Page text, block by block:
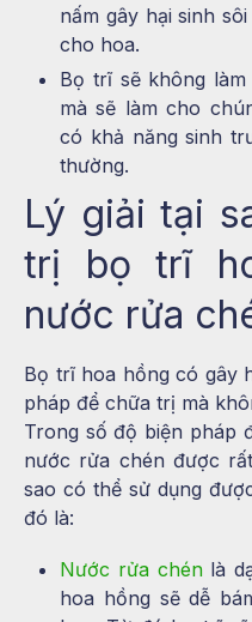
nấm gây hại sinh
cho hoa.
Bọ trĩ sẽ không
mà sẽ làm cho
có khả năng sinh
thường.
Lý giải tại
trị bọ trĩ
nước rửa
Bọ trĩ hoa hồng có gây
pháp để chữa trị mà
Trong số độ biện pháp
nước rửa chén được
sao có thể sử dụng
đó là:
Nước rửa chénlà
hoa hồng sẽ dễ